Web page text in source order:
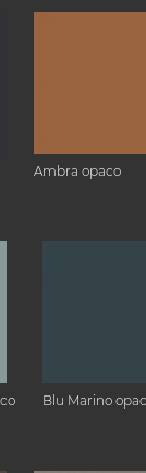
Ambra opaco
Blu Marino